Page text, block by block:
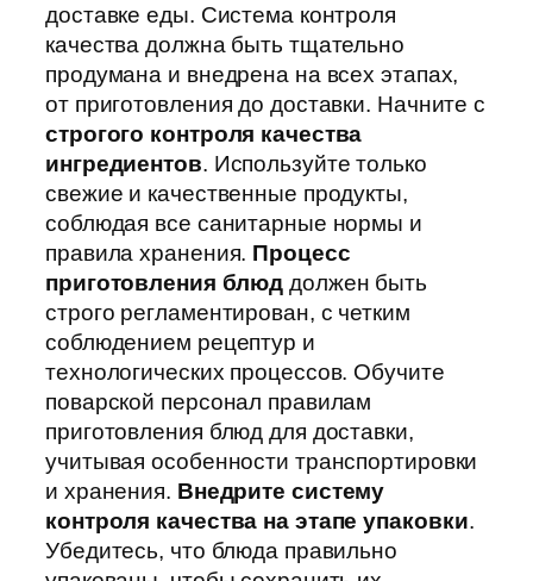
доставке еды. Система контроля
качества должна быть тщательно
продумана и внедрена на всех этапах,
от приготовления до доставки. Начните с
строгого контроля качества
ингредиентов. Используйте только
свежие и качественные продукты,
соблюдая все санитарные нормы и
правила хранения. Процесс
приготовления блюд должен быть
строго регламентирован, с четким
соблюдением рецептур и
технологических процессов. Обучите
поварской персонал правилам
приготовления блюд для доставки,
учитывая особенности транспортировки
и хранения. Внедрите систему
контроля качества на этапе упаковки.
Убедитесь, что блюда правильно